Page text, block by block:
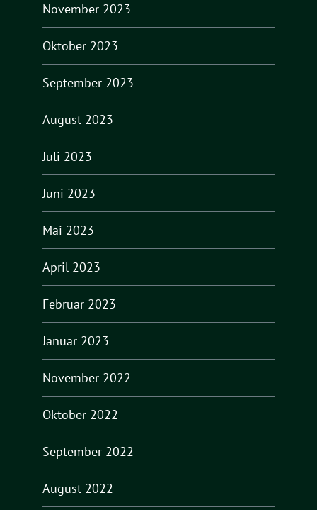
November 2023
Oktober 2023
September 2023
August 2023
Juli 2023
Juni 2023
Mai 2023
April 2023
Februar 2023
Januar 2023
November 2022
Oktober 2022
September 2022
August 2022